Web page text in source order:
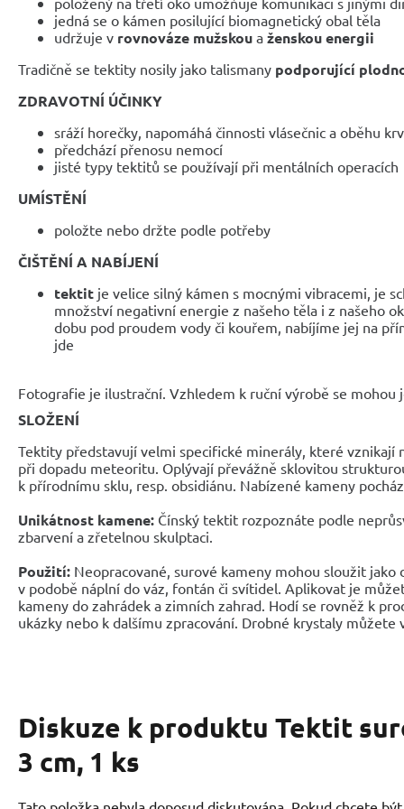
jedná se o kámen posilující biomagnetický obal těla
udržuje v rovnováze mužskou a ženskou energii
Tradičně se tektity nosily jako talismany podporující
ZDRAVOTNÍ ÚČINKY
sráží horečky, napomáhá činnosti vlásečnic a oběhu
předchází přenosu nemocí
jisté typy tektitů se používají při mentálních operacích
UMÍSTĚNÍ
položte nebo držte podle potřeby
ČIŠTĚNÍ A NABÍJENÍ
tektit je velice silný kámen s mocnými vibracemi, je
množství negativní energie z našeho těla i z našeho
dobu pod proudem vody či kouřem, nabíjíme jej na
jde
Fotografie je ilustrační. Vzhledem k ruční výrobě se
SLOŽENÍ
Tektity představují velmi specifické minerály, které vznikají
při dopadu meteoritu. Oplývají převážně sklovitou
k přírodnímu sklu, resp. obsidiánu. Nabízené kameny
Unikátnost kamene: Čínský tektit rozpoznáte podle
zbarvení a zřetelnou skulptaci.
Použití: Neopracované, surové kameny mohou sloužit jako
v podobě náplní do váz, fontán či svítidel. Aplikovat je
kameny do zahrádek a zimních zahrad. Hodí se rovněž k
ukázky nebo k dalšímu zpracování. Drobné krystaly
Diskuze k produktu Tektit
3 cm, 1 ks